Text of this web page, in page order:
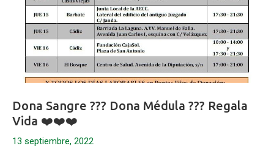
Dona Sangre ??? Dona Médula ??? Regala
Vida ❤️❤️❤️
13 septiembre, 2022